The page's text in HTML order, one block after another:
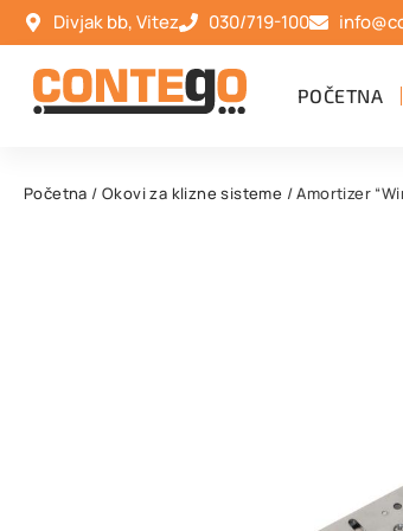
Divjak bb, Vitez 030/719-100
POČETNA
Početna /Okovi za klizne sisteme / Amortizer